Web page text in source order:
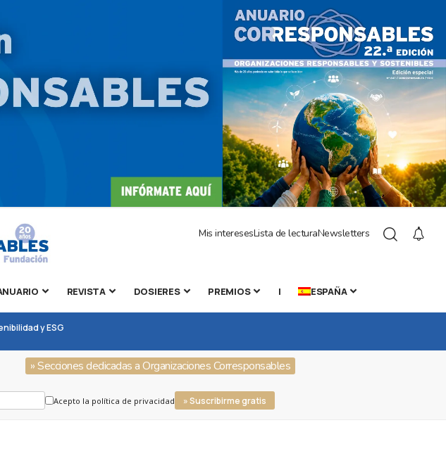
Mis interesesLista de lecturaNewsletters
REVISTA DOSIERES PREMIOS | ESPAÑA
y ESG
» Secciones dedicadas a Organizaciones Corresponsables
Acepto la política de privacidad » Suscribirme gratis